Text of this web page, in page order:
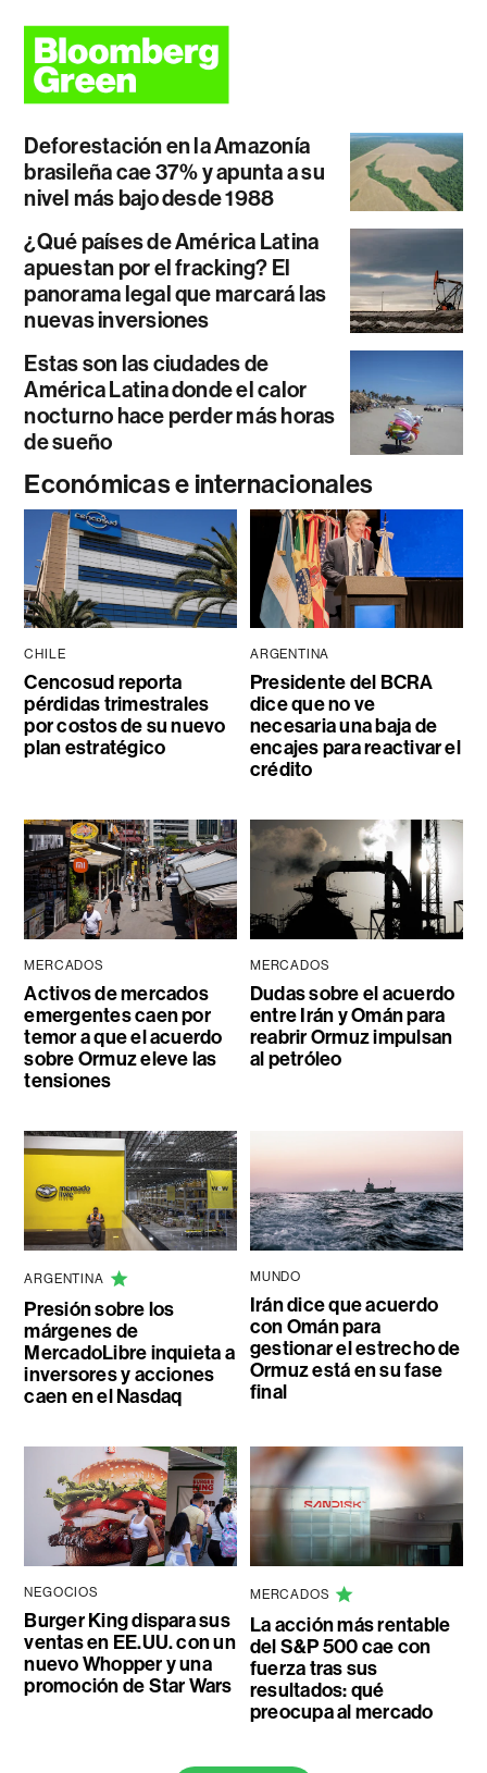
Deforestación en la Amazonía
brasileña cae 37% y apunta a su
nivel más bajo desde 1988
¿Qué países de América Latina
apuestan por el fracking? El
panorama legal que marcará las
nuevas inversiones
Estas son las ciudades de
América Latina donde el calor
nocturno hace perder más horas
de sueño
Económicas e internacionales
CHILE
Cencosud reporta
pérdidas trimestrales
por costos de su nuevo
plan estratégico
ARGENTINA
Presidente del BCRA
dice que no ve
necesaria una baja de
encajes para reactivar el
crédito
MERCADOS
Activos de mercados
emergentes caen por
temor a que el acuerdo
sobre Ormuz eleve las
tensiones
MERCADOS
Dudas sobre el acuerdo
entre Irán y Omán para
reabrir Ormuz impulsan
al petróleo
ARGENTINA
Presión sobre los
márgenes de
MercadoLibre inquieta a
inversores y acciones
caen en el Nasdaq
MUNDO
Irán dice que acuerdo
con Omán para
gestionar el estrecho de
Ormuz está en su fase
final
NEGOCIOS
Burger King dispara sus
ventas en EE.UU. con un
nuevo Whopper y una
promoción de Star Wars
MERCADOS
La acción más rentable
del S&P 500 cae con
fuerza tras sus
resultados: qué
preocupa al mercado